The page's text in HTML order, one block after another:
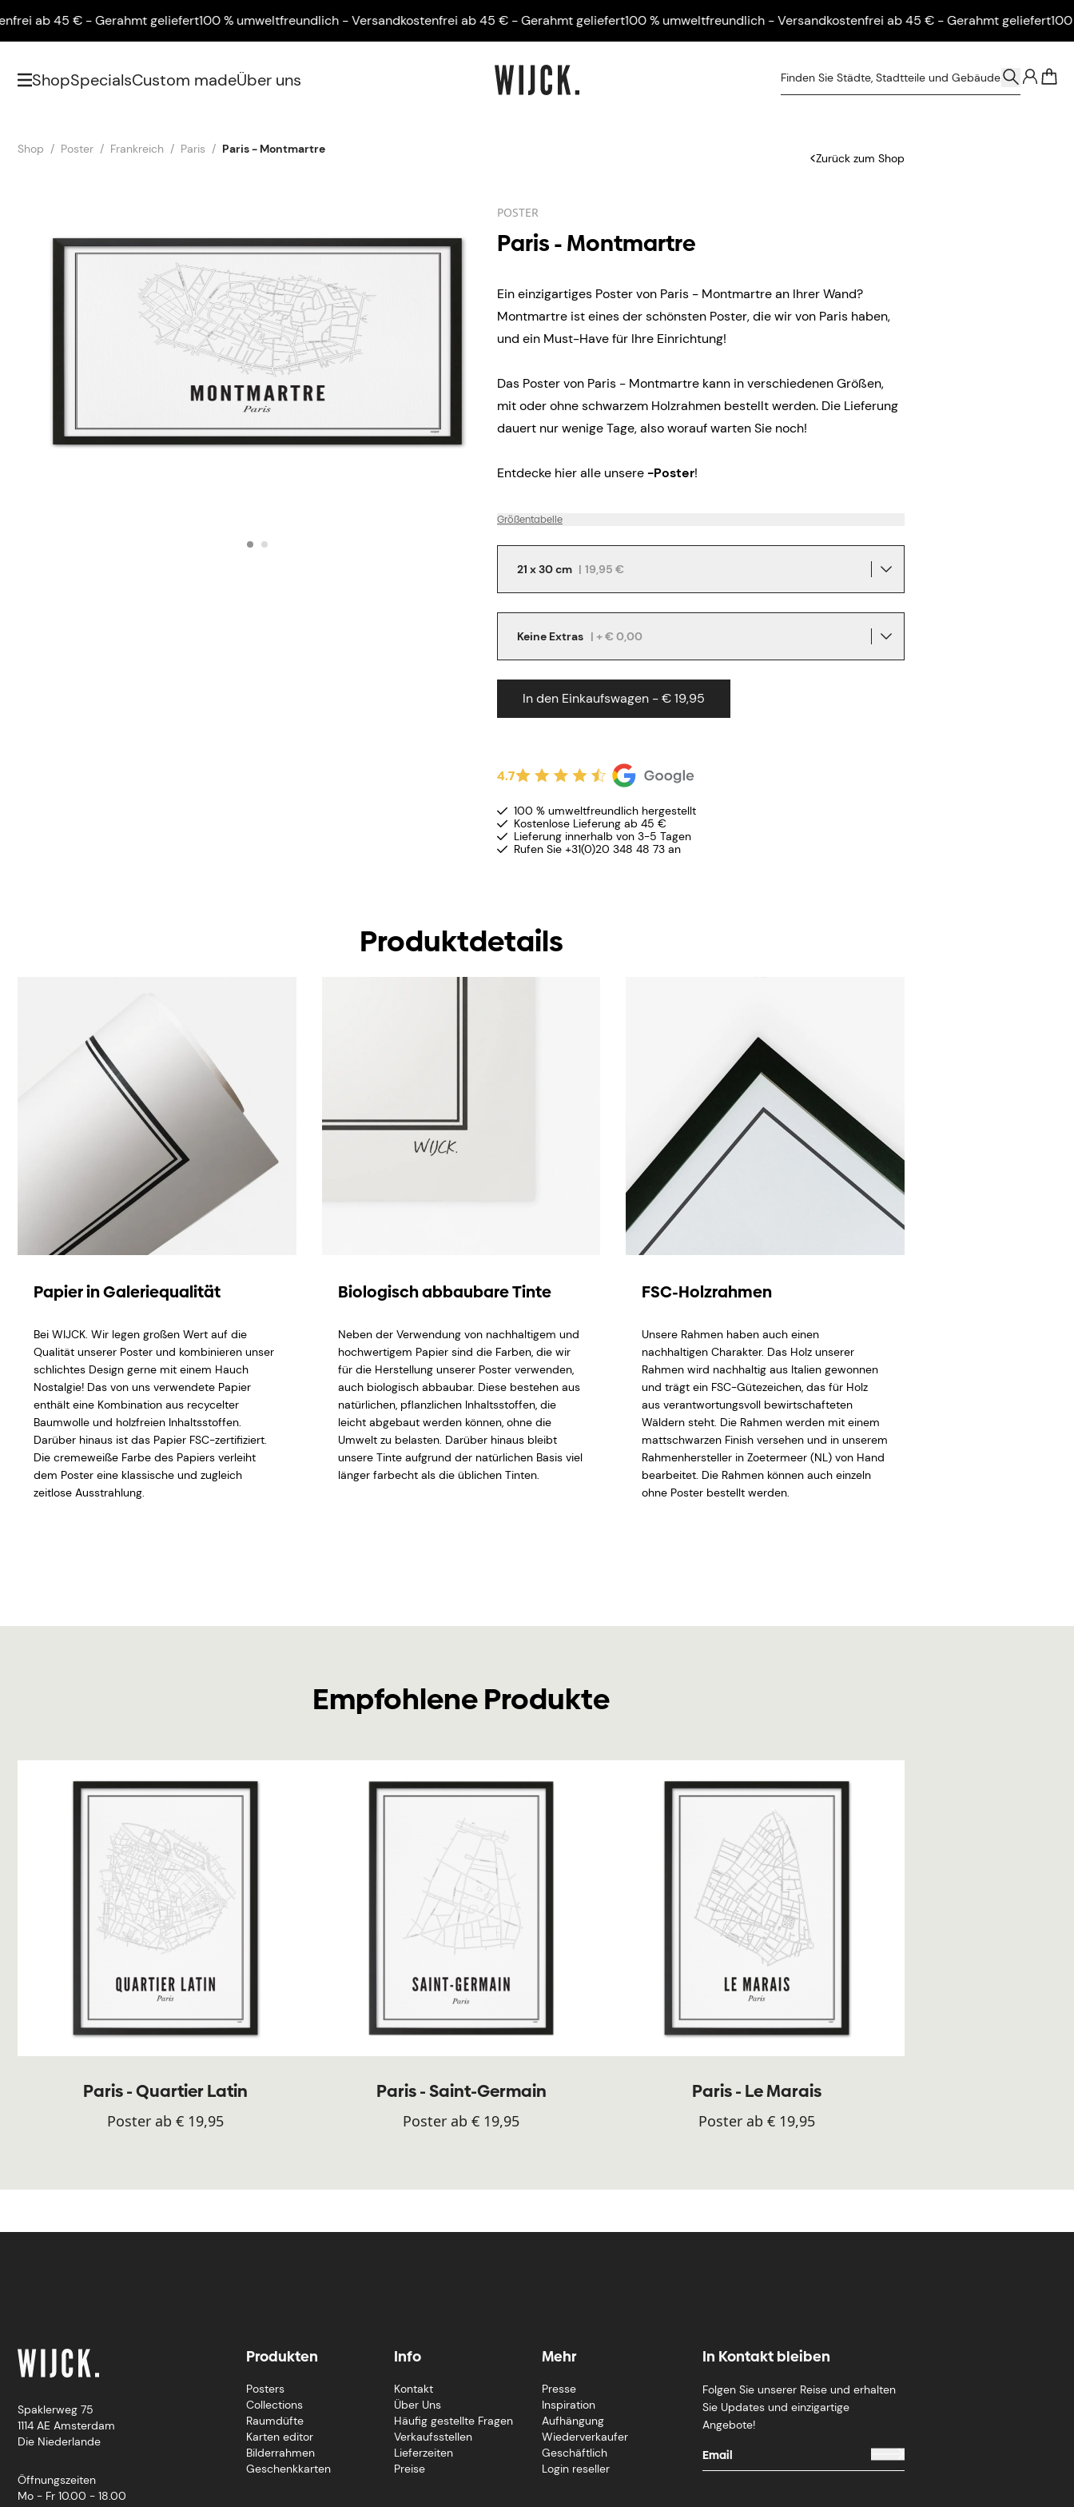
45 € - Gerahmt geliefert100 % umweltfreundlich - Versandkostenfrei ab 45 € - Gerahmt geliefert100 % umweltfreundlich - Versandkostenfrei ab 45 € - Gerahmt geliefert100 %
ShopSpecialsCustom madeÜber uns
Shop Poster Frankreich Paris Paris - Montmartre
Zurück zum Shop
POSTER
Paris - Montmartre
Ein einzigartiges Poster von Paris - Montmartre an Ihrer Wand?
Montmartre ist eines der schönsten Poster, die wir von Paris haben,
und ein Must-Have für Ihre Einrichtung!
Das Poster von Paris - Montmartre kann in verschiedenen Größen,
mit oder ohne schwarzem Holzrahmen bestellt werden. Die Lieferung
dauert nur wenige Tage, also worauf warten Sie noch!
Entdecke hier alle unsere-Poster!
Größentabelle
21 x 30 cm | 19,95 €
Keine Extras | + € 0,00
In den Einkaufswagen - € 19,95
4.7
100 % umweltfreundlich hergestellt
Kostenlose Lieferung ab 45 €
Lieferung innerhalb von 3-5 Tagen
Rufen Sie +31(0)20 348 48 73 an
Produktdetails
Papier in Galeriequalität
Bei WIJCK. Wir legen großen Wert auf die
Qualität unserer Poster und kombinieren unser
schlichtes Design gerne mit einem Hauch
Nostalgie! Das von uns verwendete Papier
enthält eine Kombination aus recycelter
Baumwolle und holzfreien Inhaltsstoffen.
Darüber hinaus ist das Papier FSC-zertifiziert.
Die cremeweiße Farbe des Papiers verleiht
dem Poster eine klassische und zugleich
zeitlose Ausstrahlung.
Biologisch abbaubare Tinte
Neben der Verwendung von nachhaltigem und
hochwertigem Papier sind die Farben, die wir
für die Herstellung unserer Poster verwenden,
auch biologisch abbaubar. Diese bestehen aus
natürlichen, pflanzlichen Inhaltsstoffen, die
leicht abgebaut werden können, ohne die
Umwelt zu belasten. Darüber hinaus bleibt
unsere Tinte aufgrund der natürlichen Basis viel
länger farbecht als die üblichen Tinten.
FSC-Holzrahmen
Unsere Rahmen haben auch einen
nachhaltigen Charakter. Das Holz unserer
Rahmen wird nachhaltig aus Italien gewonnen
und trägt ein FSC-Gütezeichen, das für Holz
aus verantwortungsvoll bewirtschafteten
Wäldern steht. Die Rahmen werden mit einem
mattschwarzen Finish versehen und in unserem
Rahmenhersteller in Zoetermeer (NL) von Hand
bearbeitet. Die Rahmen können auch einzeln
ohne Poster bestellt werden.
Empfohlene Produkte
Paris - Quartier Latin
Poster ab € 19,95
Paris - Saint-Germain
Poster ab € 19,95
Paris - Le Marais
Poster ab € 19,95
Spaklerweg 75
1114 AE Amsterdam
Die Niederlande
Öffnungszeiten
Mo - Fr 10.00 - 18.00
Produkten
Posters
Collections
Raumdüfte
Karten editor
Bilderrahmen
Geschenkkarten
Info
Kontakt
Über Uns
Häufig gestellte Fragen
Verkaufsstellen
Lieferzeiten
Preise
Mehr
Presse
Inspiration
Aufhängung
Wiederverkaufer
Geschäftlich
Login reseller
In Kontakt bleiben
Folgen Sie unserer Reise und erhalten
Sie Updates und einzigartige
Angebote!